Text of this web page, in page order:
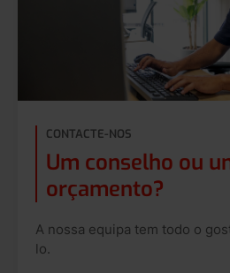
CONTACTE-NOS
Um conselho ou
orçamento?
A nossa equipa tem todo o
lo.